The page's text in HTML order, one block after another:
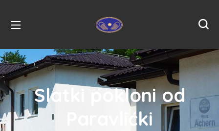
Slatki pokloni od
Paravlićki